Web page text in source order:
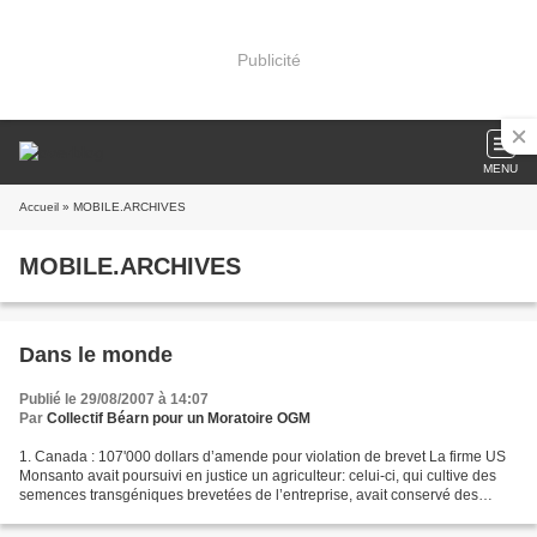
Publicité
MENU
Accueil » MOBILE.ARCHIVES
MOBILE.ARCHIVES
Dans le monde
Publié le 29/08/2007 à 14:07
Par Collectif Béarn pour un Moratoire OGM
1. Canada : 107'000 dollars d’amende pour violation de brevet La firme US
Monsanto avait poursuivi en justice un agriculteur: celui-ci, qui cultive des
semences transgéniques brevetées de l’entreprise, avait conservé des